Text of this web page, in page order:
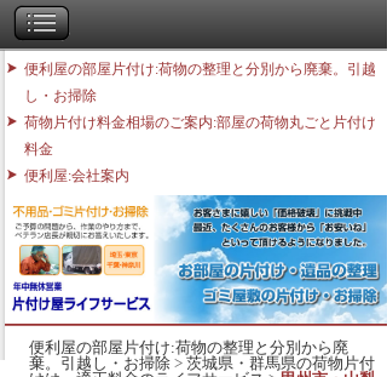
便利屋の部屋片付け:荷物の整理と分別から廃棄。引越
し・お掃除
荷物片付け料金相場のご案内:部屋の荷物丸ごと片付け
料金
便利屋:会社案内
便利屋の部屋片付け:荷物の整理と分別から廃
棄。引越し・お掃除 > 茨城県・群馬県の荷物片付